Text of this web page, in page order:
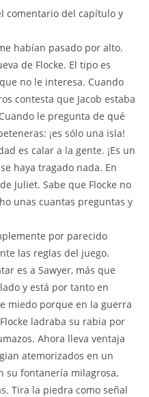
comentario del capítulo y
habían pasado por alto.
de Flocke. El tipo es
no le interesa. Cuando
contesta que Jacob estaba
le pregunta de qué
¡es sólo una isla!
es calar a la gente. ¡Es un
haya tragado nada. En
Juliet. Sabe que Flocke no
unas cuantas preguntas y
por parecido
las reglas del juego.
es a Sawyer, más que
y está por tanto en
miedo porque en la guerra
ladraba su rabia por
Ahora lleva ventaja
atemorizados en un
su fontanería milagrosa,
Tira la piedra como señal